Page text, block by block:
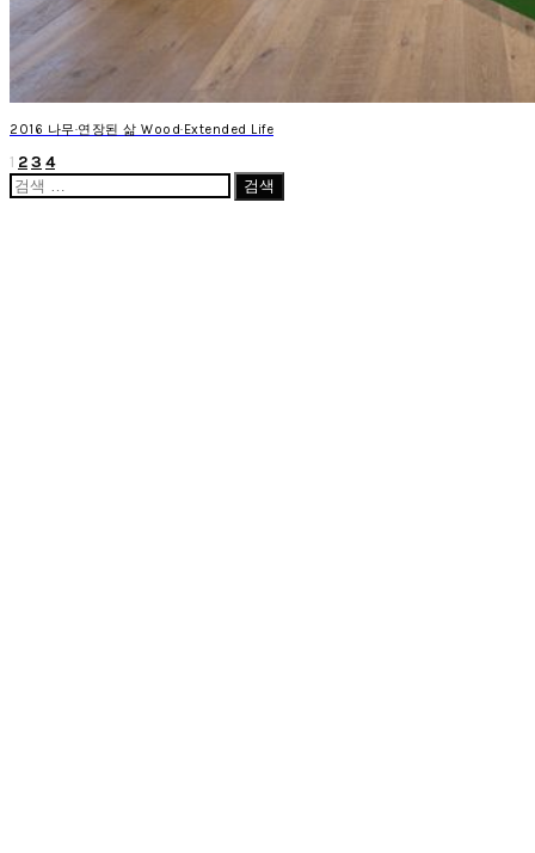
2016 나무·연장된 삶 Wood·Extended Life
글
페
1 23 4
검
색: